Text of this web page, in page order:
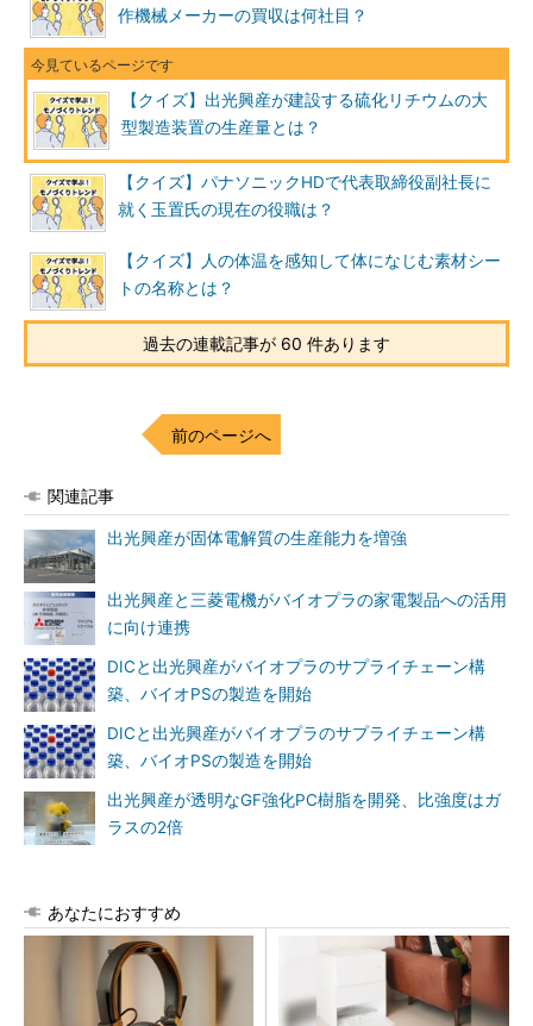
作機械メーカーの買収は何社目？
【クイズ】出光興産が建設する硫化リチウムの大
型製造装置の生産量とは？
【クイズ】パナソニックHDで代表取締役副社長に
就く玉置氏の現在の役職は？
【クイズ】人の体温を感知して体になじむ素材シー
トの名称とは？
過去の連載記事が 60 件あります
前のページへ
関連記事
出光興産が固体電解質の生産能力を増強
出光興産と三菱電機がバイオプラの家電製品への活用
に向け連携
DICと出光興産がバイオプラのサプライチェーン構
築、バイオPSの製造を開始
DICと出光興産がバイオプラのサプライチェーン構
築、バイオPSの製造を開始
出光興産が透明なGF強化PC樹脂を開発、比強度はガ
ラスの2倍
あなたにおすすめ